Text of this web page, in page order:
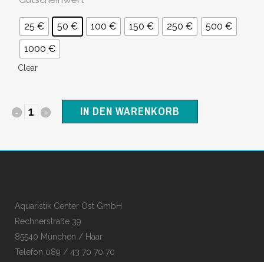
25 € 50 € 100 € 150 € 250 €
500 €
1000 €
Clear
GeschenkgutscheinIN DEN WARENKORB
Aquaristik Center Ost GmbH
Rechnerstraße 39
85540 München / Haar
Telefon 089 / 43 70 70 70